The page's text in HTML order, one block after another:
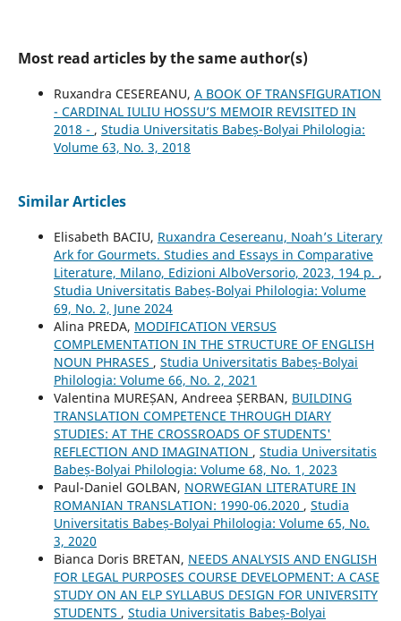
Most read articles by the same author(s)
Ruxandra CESEREANU, A BOOK OF TRANSFIGURATION
- CARDINAL IULIU HOSSU’S MEMOIR REVISITED IN
2018 - , Studia Universitatis Babeș-Bolyai Philologia:
Volume 63, No. 3, 2018
Similar Articles
Elisabeth BACIU, Ruxandra Cesereanu, Noah’s Literary
Ark for Gourmets. Studies and Essays in Comparative
Literature, Milano, Edizioni AlboVersorio, 2023, 194 p. ,
Studia Universitatis Babeș-Bolyai Philologia: Volume
69, No. 2, June 2024
Alina PREDA, MODIFICATION VERSUS
COMPLEMENTATION IN THE STRUCTURE OF ENGLISH
NOUN PHRASES , Studia Universitatis Babeș-Bolyai
Philologia: Volume 66, No. 2, 2021
Valentina MUREȘAN, Andreea ȘERBAN, BUILDING
TRANSLATION COMPETENCE THROUGH DIARY
STUDIES: AT THE CROSSROADS OF STUDENTS'
REFLECTION AND IMAGINATION , Studia Universitatis
Babeș-Bolyai Philologia: Volume 68, No. 1, 2023
Paul-Daniel GOLBAN, NORWEGIAN LITERATURE IN
ROMANIAN TRANSLATION: 1990-06.2020 , Studia
Universitatis Babeș-Bolyai Philologia: Volume 65, No.
3, 2020
Bianca Doris BRETAN, NEEDS ANALYSIS AND ENGLISH
FOR LEGAL PURPOSES COURSE DEVELOPMENT: A CASE
STUDY ON AN ELP SYLLABUS DESIGN FOR UNIVERSITY
STUDENTS , Studia Universitatis Babeș-Bolyai